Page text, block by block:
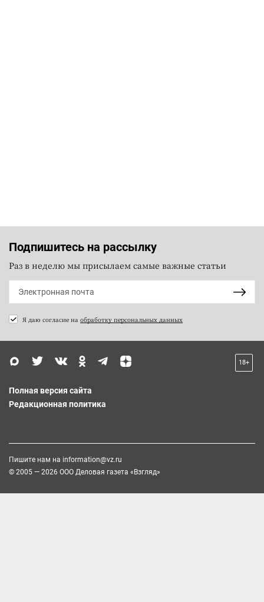
Подпишитесь на рассылку
Раз в неделю мы присылаем самые важные статьи
Я даю согласие на обработку персональных данных
18+
Полная версия сайта
Редакционная политика
Пишите нам на information@vz.ru
© 2005 — 2026 ООО Деловая газета «Взгляд»